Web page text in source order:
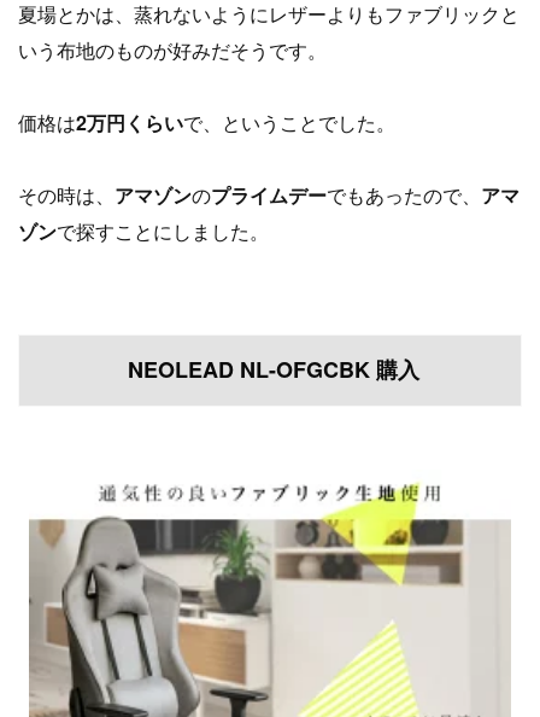
夏場とかは、蒸れないようにレザーよりもファブリックと
いう布地のものが好みだそうです。
価格は2万円くらいで、ということでした。
その時は、 アマゾンのプライムデーでもあったので、 アマ
ゾンで探すことにしました。
NEOLEAD NL-OFGCBK 購入